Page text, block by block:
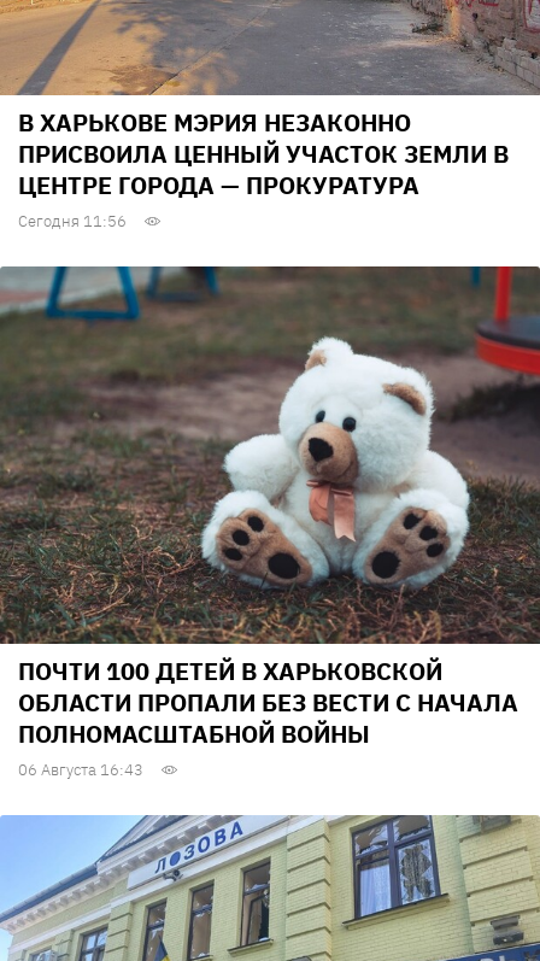
В ХАРЬКОВЕ МЭРИЯ НЕЗАКОННО
ПРИСВОИЛА ЦЕННЫЙ УЧАСТОК ЗЕМЛИ В
ЦЕНТРЕ ГОРОДА — ПРОКУРАТУРА
Сегодня 11:56
ПОЧТИ 100 ДЕТЕЙ В ХАРЬКОВСКОЙ
ОБЛАСТИ ПРОПАЛИ БЕЗ ВЕСТИ С НАЧАЛА
ПОЛНОМАСШТАБНОЙ ВОЙНЫ
06 Августа 16:43